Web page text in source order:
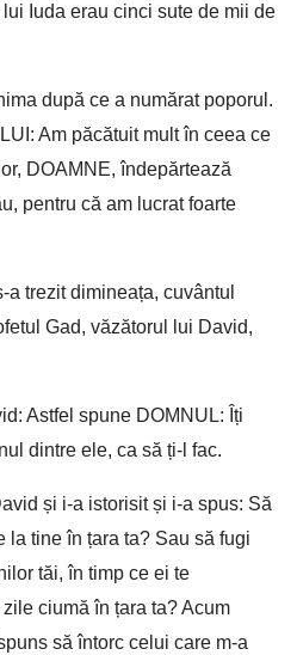
Iuda erau cinci sute de mii de
după ce a numărat poporul.
Am păcătuit mult în ceea ce
DOAMNE, îndepărtează
pentru că am lucrat foarte
trezit dimineața, cuvântul
Gad, văzătorul lui David,
Astfel spune DOMNUL: Îți
dintre ele, ca să ți-l fac.
și i-a istorisit și i-a spus: Să
la tine în țara ta? Sau să fugi
tăi, în timp ce ei te
ciumă în țara ta? Acum
să întorc celui care m-a